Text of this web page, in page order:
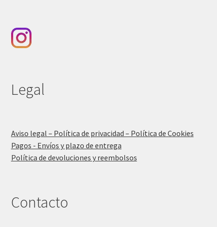
Legal
Aviso legal – Política de privacidad – Política de Cookies
Pagos - Envíos y plazo de entrega
Política de devoluciones y reembolsos
Contacto